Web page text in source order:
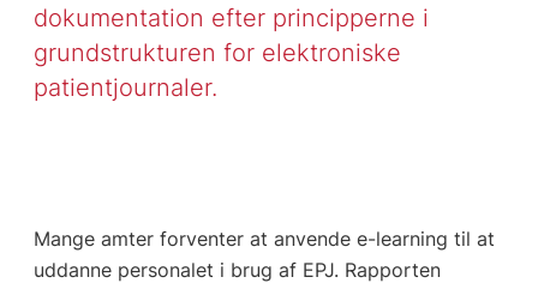
dokumentation efter principperne i
grundstrukturen for elektroniske
patientjournaler.
Mange amter forventer at anvende e-learning til at
uddanne personalet i brug af EPJ. Rapporten